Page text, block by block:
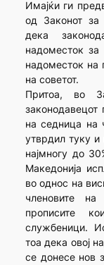
Имајќи ги
од Законот за
дека
надоместок
надоместок на
на советот.
Притоа, во
на седница на
утврдил туку
најмногу до
Македонија
во однос на
членовите
прописите
службеници.
тоа дека овој
се донесе нов